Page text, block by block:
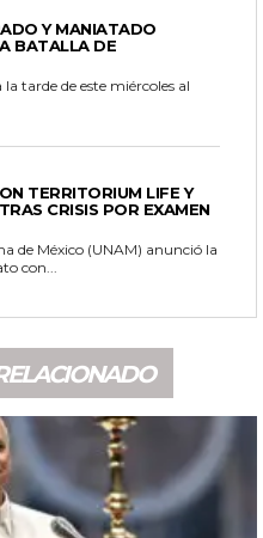
Y MANIATADO
BATALLA DE
tarde de este miércoles al
TERRITORIUM LIFE Y
CRISIS POR EXAMEN
de México (UNAM) anunció la
con...